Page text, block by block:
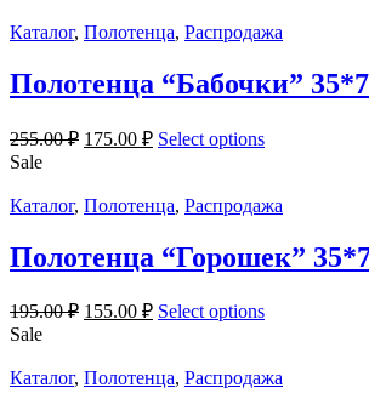
Каталог, Полотенца, Распродажа
Полотенца “Бабочки”
255.00₽ 175.00 ₽ Select options
Sale
Каталог, Полотенца, Распродажа
Полотенца “Горошек”
195.00₽ 155.00 ₽ Select options
Sale
Каталог, Полотенца, Распродажа